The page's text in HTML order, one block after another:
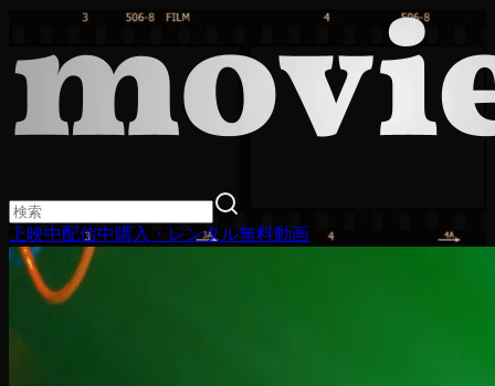
上映中配信中購入・レンタル無料動画